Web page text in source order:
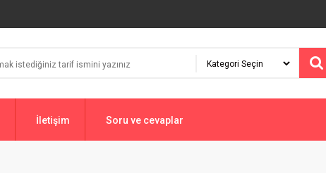
İletişim Soru ve cevaplar